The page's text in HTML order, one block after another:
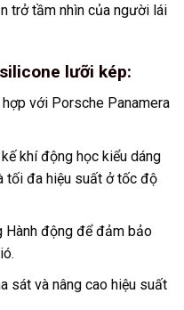
trở tầm nhìn của người lái
lưỡi kép:
với Porsche Panamera
khí động học kiểu dáng
tối đa hiệu suất ở tốc độ
Hành động để đảm bảo
sát và nâng cao hiệu suất